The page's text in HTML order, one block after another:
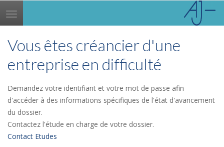
Toggle
navigation
Vous êtes créancier d'une
entreprise en difficulté
Demandez votre identifiant et votre mot de passe afin
d'accéder à des informations spécifiques de l'état d'avancement
du dossier.
Contactez l'étude en charge de votre dossier.
Contact Etudes